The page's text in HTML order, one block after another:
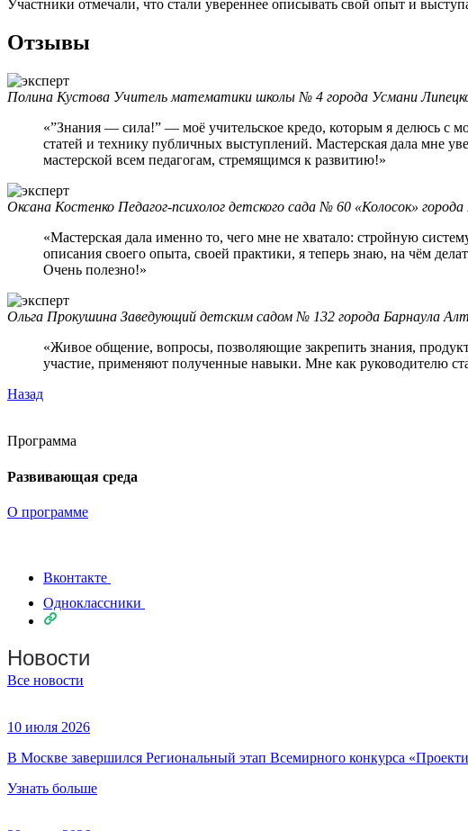
Участники отмечали, что стали увереннее описывать свой опыт и
Отзывы
Полина Кустова Учитель математики школы № 4 города Усмани
«”Знания — сила!” — моё учительское кредо, которым я делюсь с
статей и технику публичных выступлений. Мастерская дала мне
мастерской всем педагогам, стремящимся к развитию!»
Оксана Костенко Педагог-психолог детского сада № 60 «Колосок»
«Мастерская дала именно то, чего мне не хватало: стройную
описания своего опыта, своей практики, я теперь знаю, на чём
Очень полезно!»
Ольга Прокушина Заведующий детским садом № 132 города Барнаула
«Живое общение, вопросы, позволяющие закрепить знания,
участие, применяют полученные навыки. Мне как руководителю
Назад
Программа
Развивающая среда
О программе
Вконтакте
Одноклассники
Новости
Все новости
10 июля 2026
В Москве завершился Региональный этап Всемирного конкурса
Узнать больше